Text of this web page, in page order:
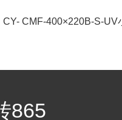
CY- CMF-400×220B-S-UV
865